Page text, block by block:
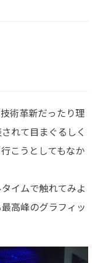
術革新だったり理
れて目まぐるしく
こうとしてもなか
イムで触れてみよ
高峰のグラフィッ